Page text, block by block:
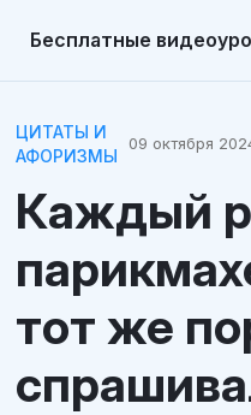
Бесплатные
ЦИТАТЫ И
АФОРИЗМЫ
09 октября
Каждый
тот же